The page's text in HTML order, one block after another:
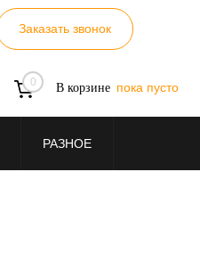
Заказать звонок
0 В корзине пока пусто
РАЗНОЕ